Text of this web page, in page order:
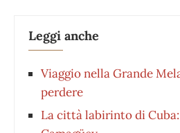
Leggi anche
Viaggio nella Grande
perdere
La città labirinto di Cuba: